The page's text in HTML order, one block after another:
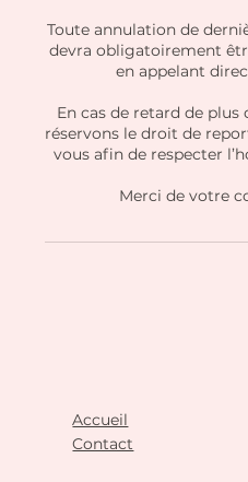
Toute annulation de
devra obligatoirement
en appelant
En cas de retard de plus
réservons le droit de
vous afin de respecter
Merci de votre
Accueil
Contact